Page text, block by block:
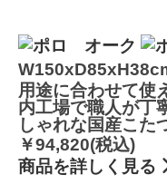
用途に合わせて使
内工場で職人が丁
しゃれな国産こた
￥94,820(税込)
商品を詳しく見る